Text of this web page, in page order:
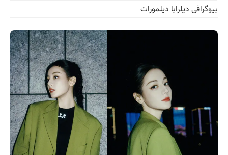
بیوگرافی دیلرابا دیلمورات